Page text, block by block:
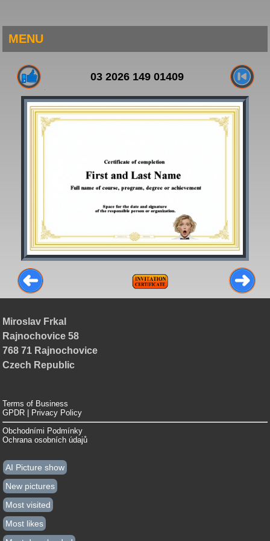
MENU
03 2026 149 01409
Miroslav Frkal
Rajnochovice 58
768 71 Rajnochovice
Czech Republic
Terms of Business
GPDR | Privacy Policy
Obchodními Podmínky
Ochrana osobních údajů
AI Picture show
New pictures
Most visited
Most likes